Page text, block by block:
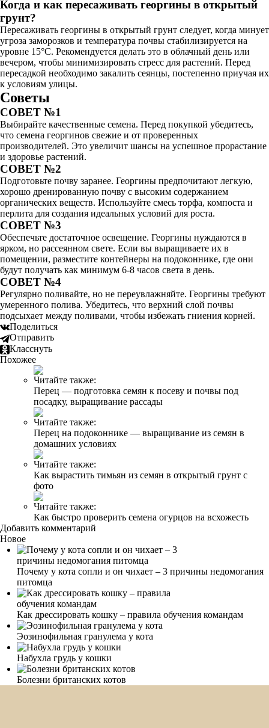
Когда и как пересаживать георгины в открытый
грунт?
Пересаживать георгины в открытый грунт следует, когда минует
угроза заморозков и температура почвы стабилизируется на
уровне 15°C. Рекомендуется делать это в облачный день или
вечером, чтобы минимизировать стресс для растений. Перед
пересадкой необходимо закалить сеянцы, постепенно приучая их
к условиям улицы.
Советы
СОВЕТ №1
Выбирайте качественные семена. Перед покупкой убедитесь,
что семена георгинов свежие и от проверенных
производителей. Это увеличит шансы на успешное прорастание
и здоровье растений.
СОВЕТ №2
Подготовьте почву заранее. Георгины предпочитают легкую,
хорошо дренированную почву с высоким содержанием
органических веществ. Используйте смесь торфа, компоста и
перлита для создания идеальных условий для роста.
СОВЕТ №3
Обеспечьте достаточное освещение. Георгины нуждаются в
ярком, но рассеянном свете. Если вы выращиваете их в
помещении, разместите контейнеры на подоконнике, где они
будут получать как минимум 6-8 часов света в день.
СОВЕТ №4
Регулярно поливайте, но не переувлажняйте. Георгины требуют
умеренного полива. Убедитесь, что верхний слой почвы
подсыхает между поливами, чтобы избежать гниения корней.
Поделиться
Отправить
Класснуть
Похожее
Читайте также:
Перец — подготовка семян к посеву и почвы под
посадку, выращивание рассады
Читайте также:
Перец на подоконнике — выращивание из семян в
домашних условиях
Читайте также:
Как вырастить тимьян из семян в открытый грунт с
фото
Читайте также:
Как быстро проверить семена огурцов на всхожесть
Добавить комментарий
Новое
Почему у кота сопли и он чихает – 3 причины недомогания
питомца
Как дрессировать кошку – правила обучения командам
Эозинофильная гранулема у кота
Набухла грудь у кошки
Болезни британских котов